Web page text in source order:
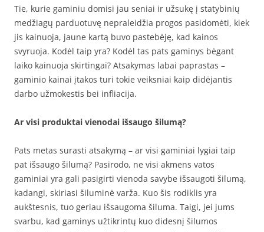
Tie, kurie gaminiu domisi jau seniai ir užsukę į statybinių
medžiagų parduotuvę nepraleidžia progos pasidomėti, kiek
jis kainuoja, jaune kartą buvo pastebėję, kad kainos
svyruoja. Kodėl taip yra? Kodėl tas pats gaminys bėgant
laiko kainuoja skirtingai? Atsakymas labai paprastas –
gaminio kainai įtakos turi tokie veiksniai kaip didėjantis
darbo užmokestis bei infliacija.
Ar visi produktai vienodai išsaugo šilumą?
Pats metas surasti atsakymą – ar visi gaminiai lygiai taip
pat išsaugo šilumą? Pasirodo, ne visi akmens vatos
gaminiai yra gali pasigirti vienoda savybe išsaugoti šilumą,
kadangi, skiriasi šiluminė varža. Kuo šis rodiklis yra
aukštesnis, tuo geriau išsaugoma šiluma. Taigi, jei jums
svarbu, kad gaminys užtikrintų kuo didesnį šilumos